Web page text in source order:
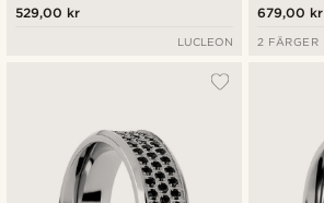
529,00 kr
LUCLEON
679,00 kr
2 FÄRGER